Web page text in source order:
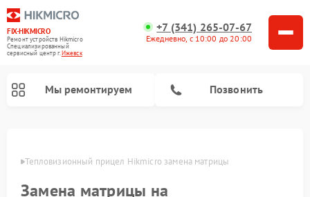
FIX-HIKMICRO
Ремонт устройств Hikmicro
Специализированный
cервисный центр г.Ижевск
+7 (341) 265-07-67
Ежедневно, с 10:00 до 20:00
Мы ремонтируем Позвонить
Тепловизионный прицел Hikmicro замена матрицы
Замена матрицы на